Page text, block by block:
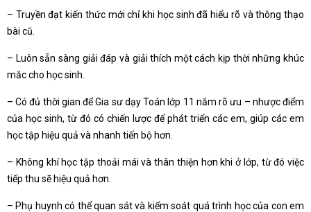
– Truyền đạt kiến thức mới chỉ khi học sinh đã hiểu rõ và thông thạo
bài cũ.
– Luôn sẵn sàng giải đáp và giải thích một cách kịp thời những khúc
mắc cho học sinh.
– Có đủ thời gian để Gia sư dạy Toán lớp 11 nắm rõ ưu – nhược điểm
của học sinh, từ đó có chiến lược để phát triển các em, giúp các em
học tập hiệu quả và nhanh tiến bộ hơn.
– Không khí học tập thoải mái và thân thiện hơn khi ở lớp, từ đó việc
tiếp thu sẽ hiệu quả hơn.
– Phụ huynh có thể quan sát và kiểm soát quá trình học của con em